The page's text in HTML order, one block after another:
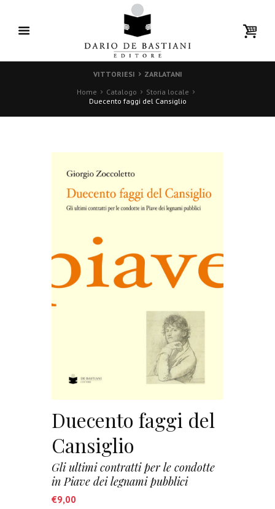
VITTORIESI
ZARLATANI
Home
Catalogo
Storia locale
Duecento faggi del Cansiglio
Duecento faggi del
Cansiglio
Gli ultimi contratti per le condotte
in Piave dei legnami pubblici
€9,00